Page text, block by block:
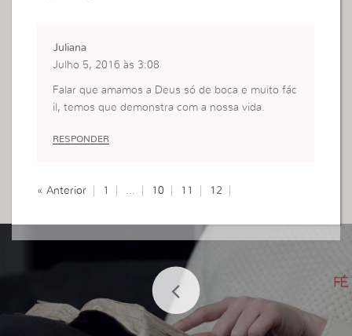
Juliana
Julho 5, 2016 às 3:08
Falar que amamos a Deus só de boca e muito fác
il, temos que demonstra com a nossa vida.
RESPONDER
« Anterior 1 … 10 11 12